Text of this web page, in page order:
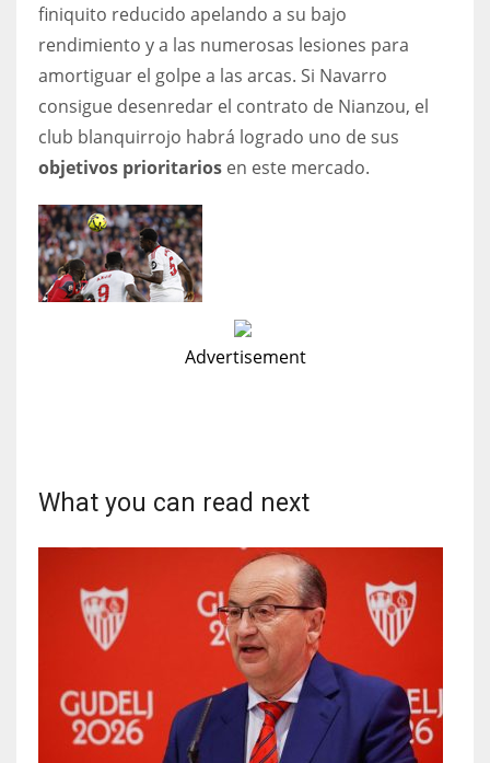
finiquito reducido apelando a su bajo
rendimiento y a las numerosas lesiones para
amortiguar el golpe a las arcas. Si Navarro
consigue desenredar el contrato de Nianzou, el
club blanquirrojo habrá logrado uno de sus
objetivos prioritarios en este mercado.
Advertisement
What you can read next